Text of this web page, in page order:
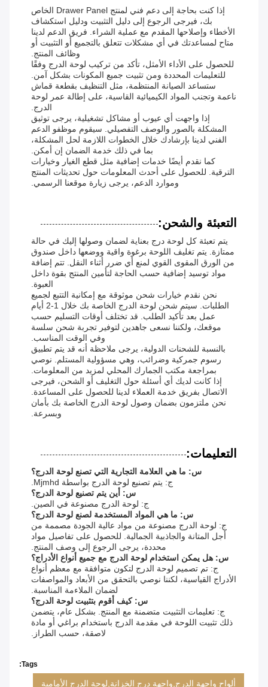
إذا كنت بحاجة إلى دعم فني لمنتج Drawer Panel الخاص
بك، فيرجى الرجوع إلى دليل التثبيت ودليل استكشاف
الأخطاء وإصلاحها المقدم مع عملية الشراء. فريق الدعم لدينا
متاح لمساعدتك في أي مشكلات تتعلق بالتجميع أو التثبيت أو
وظائف المنتج.
للحصول على الأداء الأمثل، تأكد من تركيب لوحة الدرج وفقًا
للتعليمات المحددة ومن تثبيت جميع المكونات بشكل آمن.
ستساعد الصيانة المنتظمة، مثل التنظيف بقطعة قماش
ناعمة وتجنب المواد الكيميائية القاسية، على إطالة عمر لوحة
الدرج.
إذا واجهت أي عيوب أو مشاكل تشغيلية، يرجى توثيق
المشكلة بالصور والوصف التفصيلي. سيقوم موظفو الدعم
الفني لدينا بإرشادك خلال الخطوات اللازمة لحل المشكلة،
بما في ذلك خدمة الضمان إن أمكن.
كما نقدم أيضًا خدمات إضافية مثل قطع الغيار وخيارات
الترقية. للحصول على أحدث المعلومات حول تحديثات المنتج
وموارد الدعم، يرجى زيارة موقعنا الرسمي.
التعبئة والشحن:
يتم تعبئة كل لوحة درج بعناية لضمان وصولها إليك في حالة
ممتازة. يتم تغليف اللوحة برغوة واقية ووضعها داخل صندوق
من الورق المقوى القوي لمنع أي ضرر أثناء النقل. تتم إضافة
مواد توسيد إضافية حسب الحاجة لتأمين المنتج بقوة داخل
العبوة.
نحن نقدم خيارات شحن موثوقة مع إمكانية التتبع لجميع
الطلبات. سيتم شحن لوحة الدرج الخاصة بك خلال 1-2 أيام
عمل بعد تأكيد الطلب. قد تختلف أوقات التسليم حسب
موقعك، ولكننا نسعى جاهدين لتوفير تجربة شحن سلسة
وفي الوقت المناسب.
بالنسبة للشحنات الدولية، يرجى ملاحظة أنه قد يتم تطبيق
رسوم جمركية وضرائب، وهي مسؤولية المستلم. نوصي
بمراجعة مكتب الجمارك المحلي لمزيد من المعلومات.
إذا كانت لديك أي أسئلة حول التغليف أو الشحن، فيرجى
الاتصال بفريق خدمة العملاء لدينا للحصول على المساعدة.
نحن ملتزمون بضمان وصول لوحة الدرج الخاصة بك بأمان
وبسرعة.
التعليمات:
س: ما هي العلامة التجارية التي تصنع لوحة الدرج؟
ج: يتم تصنيع لوحة الدرج بواسطة Mjmhd.
س: أين يتم تصنيع لوحة الدرج؟
ج: لوحة الدرج مصنوعة في الصين.
س: ما هي المواد المستخدمة لصنع لوحة الدرج؟
ج: لوحة الدرج مصنوعة من مواد عالية الجودة مصممة من
أجل المتانة والجاذبية الجمالية. للحصول على تفاصيل مواد
محددة، يرجى الرجوع إلى وصف المنتج.
س: هل يمكن استخدام لوحة الدرج مع جميع أنواع الأدراج؟
ج: تم تصميم لوحة الدرج لتكون متوافقة مع معظم أنواع
الأدراج القياسية، لكننا نوصي بالتحقق من الأبعاد والمواصفات
لضمان الملاءمة المناسبة.
س: كيف أقوم بتثبيت لوحة الدرج؟
ج: تعليمات التثبيت متضمنة مع المنتج. بشكل عام، يتضمن
ذلك تثبيت اللوحة في مقدمة الدرج باستخدام براغي أو مادة
لاصقة، حسب الطراز.
Tags:
ألواح واجهة الدرج,واجهة درج الخزانة,لوحة الدرج الأمامية